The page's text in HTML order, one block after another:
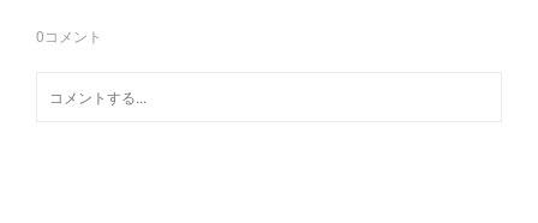
0コメント